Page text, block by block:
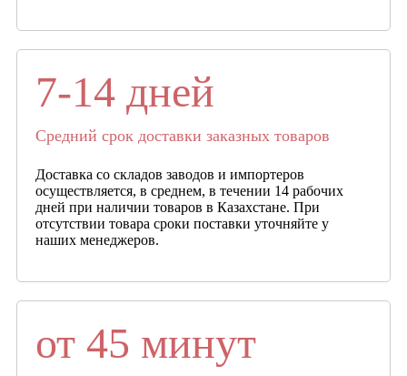
7-14 дней
Средний срок доставки заказных товаров
Доставка со складов заводов и импортеров
осуществляется, в среднем, в течении 14 рабочих
дней при наличии товаров в Казахстане. При
отсутствии товара сроки поставки уточняйте у
наших менеджеров.
от 45 минут